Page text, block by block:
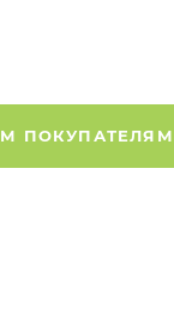
ПОКУПАТЕЛЯМ